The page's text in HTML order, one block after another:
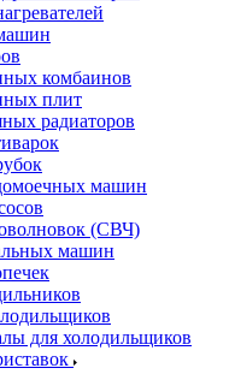
комбаинов
плит
радиаторов
машин
(СВЧ)
машин
для холодильщиков